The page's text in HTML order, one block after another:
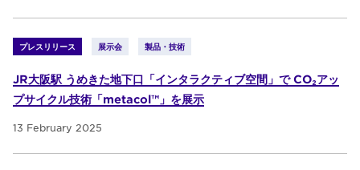
プレスリリース 展示会 製品・技術
JR大阪駅 うめきた地下口「インタラクティブ空間」で CO₂アッ
プサイクル技術「metacol™」を展示
13 February 2025